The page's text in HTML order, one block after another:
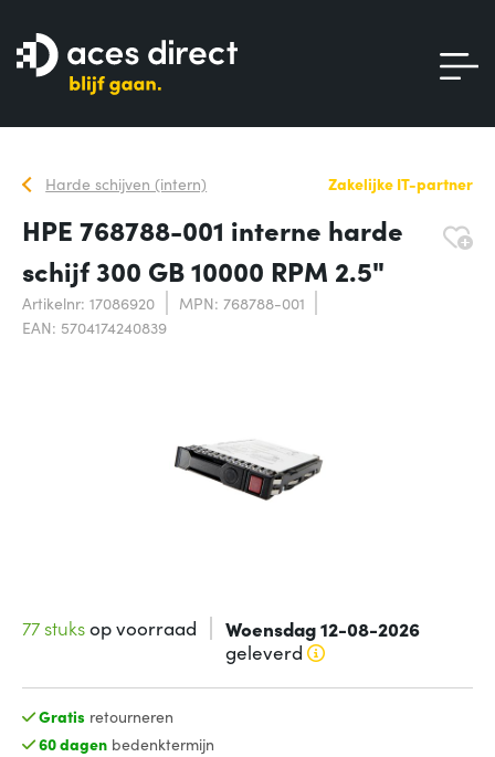
Harde schijven (intern) Zakelijke IT-partner
HPE 768788-001 interne harde
schijf 300 GB 10000 RPM 2.5"
Artikelnr: 17086920
MPN: 768788-001
EAN: 5704174240839
77 stuksop voorraad Woensdag 12-08-2026
geleverd
Gratis retourneren
60 dagenbedenktermijn